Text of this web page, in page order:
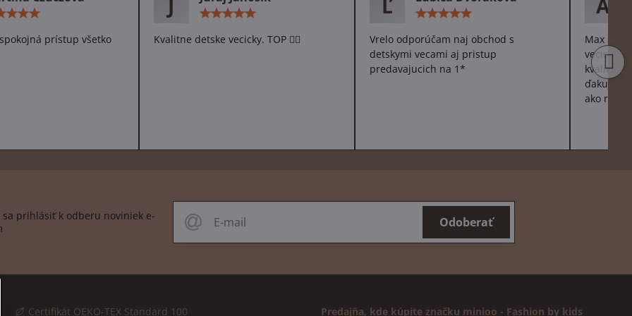
/
5
prístup všetko
J
/
5
Kvalitne detske vecicky. TOP 👌🏻
Ľ
/
5
Vrelo odporúčam naj obchod s
detskymi vecami aj pristup
predavajucich na 1*
A
Max
vecicky
kvalitne
ako
Odoberať
sa prihlásiť k odberu noviniek e-
Certifikát OEKO-TEX Standard 100 Predajňa, kde kúpite značku minioo - Fashion by kids